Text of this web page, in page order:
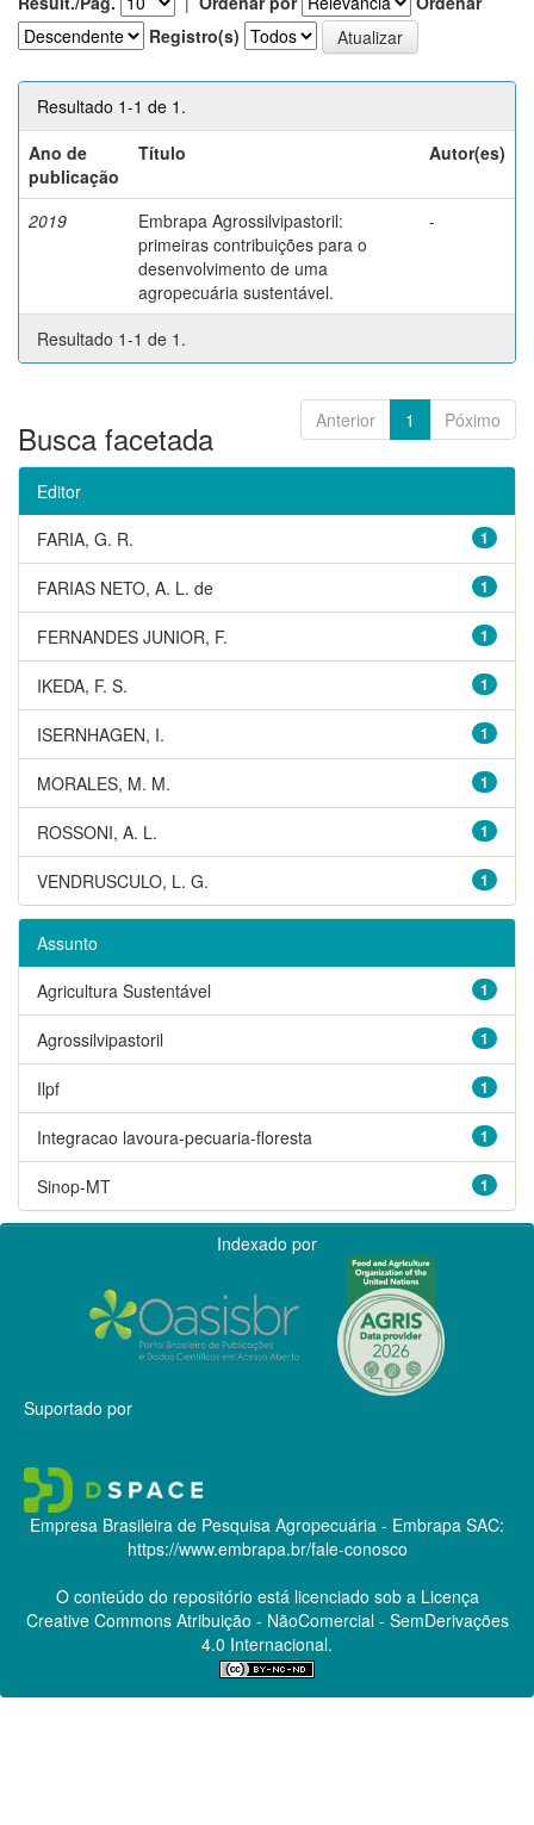
Registro(s)
Resultado 1-1 de 1.
Ano de
publicação
Título Autor(es)
2019
Embrapa Agrossilvipastoril:
primeiras contribuições para o
desenvolvimento de uma
agropecuária sustentável.
-
Resultado 1-1 de 1.
Anterior 1 Póximo
Busca facetada
Editor
1
FARIA, G. R.
1
FARIAS NETO, A. L. de
1
FERNANDES JUNIOR, F.
1
IKEDA, F. S.
1
ISERNHAGEN, I.
1
MORALES, M. M.
1
ROSSONI, A. L.
1
VENDRUSCULO, L. G.
Assunto
1
Agricultura Sustentável
1
Agrossilvipastoril
1
Ilpf
1
Integracao lavoura-pecuaria-floresta
1
Sinop-MT
Indexado por
Suportado por
Empresa Brasileira de Pesquisa Agropecuária - Embrapa SAC:
https://www.embrapa.br/fale-conosco
O conteúdo do repositório está licenciado sob a Licença
Creative CommonsAtribuição - NãoComercial - SemDerivações
4.0 Internacional.